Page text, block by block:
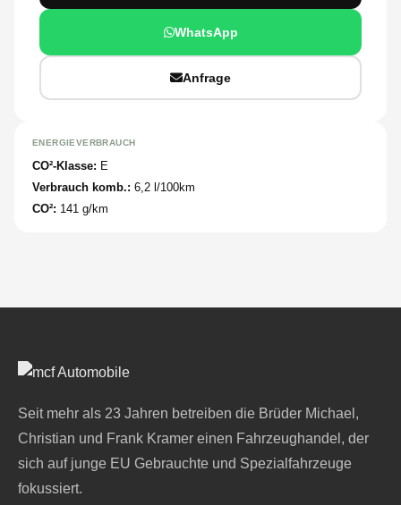
WhatsApp
Anfrage
ENERGIEVERBRAUCH
CO²-Klasse: E
Verbrauch komb.: 6,2 l/100km
CO²: 141 g/km
Seit mehr als 23 Jahren betreiben die Brüder Michael,
Christian und Frank Kramer einen Fahrzeughandel, der
sich auf junge EU Gebrauchte und Spezialfahrzeuge
fokussiert.